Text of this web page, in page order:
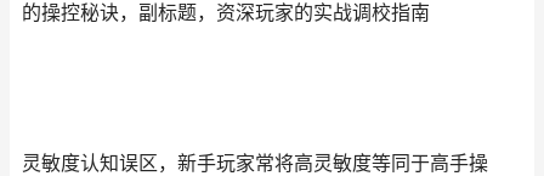
的操控秘诀，副标题，资深玩家的实战调校指南
灵敏度认知误区，新手玩家常将高灵敏度等同于高手操